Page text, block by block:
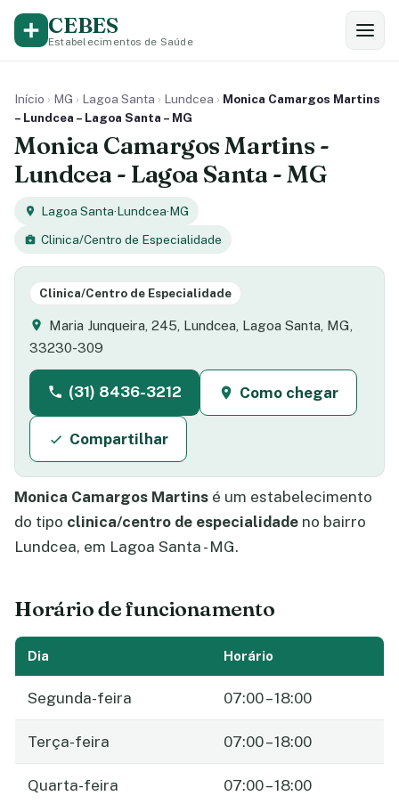
CEBES
Estabelecimentos de Saúde
Início › MG › Lagoa Santa › Lundcea › Monica Camargos Martins
– Lundcea – Lagoa Santa – MG
Monica Camargos Martins -
Lundcea - Lagoa Santa - MG
Lagoa Santa·Lundcea·MG
Clinica/Centro de Especialidade
Clinica/Centro de Especialidade
Maria Junqueira, 245, Lundcea, Lagoa Santa, MG,
33230-309
(31) 8436-3212 Como chegar
Compartilhar
Monica Camargos Martins é um estabelecimento
do tipo clinica/centro de especialidade no bairro
Lundcea, em Lagoa Santa - MG.
Horário de funcionamento
Dia Horário
Segunda-feira 07:00 – 18:00
Terça-feira 07:00 – 18:00
Quarta-feira 07:00 – 18:00